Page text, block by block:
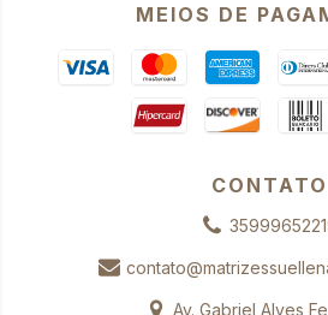
MEIOS DE
CONTATO
Av. Gabriel Alves